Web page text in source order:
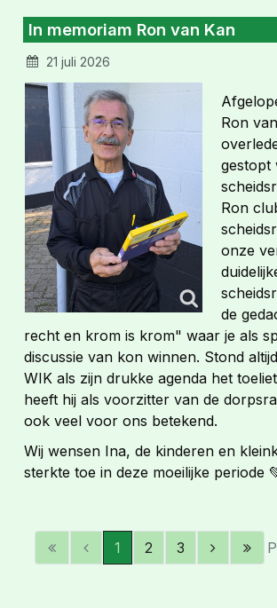
In memoriam Ron van Kan
21 juli 2026
Ron
gestopt
Ron
onze
de
recht en krom is krom" waar je als
discussie van kon winnen. Stond
WIK als zijn drukke agenda het
heeft hij als voorzitter van de
ook veel voor ons betekend.
Wij wensen Ina, de kinderen en
sterkte toe in deze moeilijke periode
1 2 3